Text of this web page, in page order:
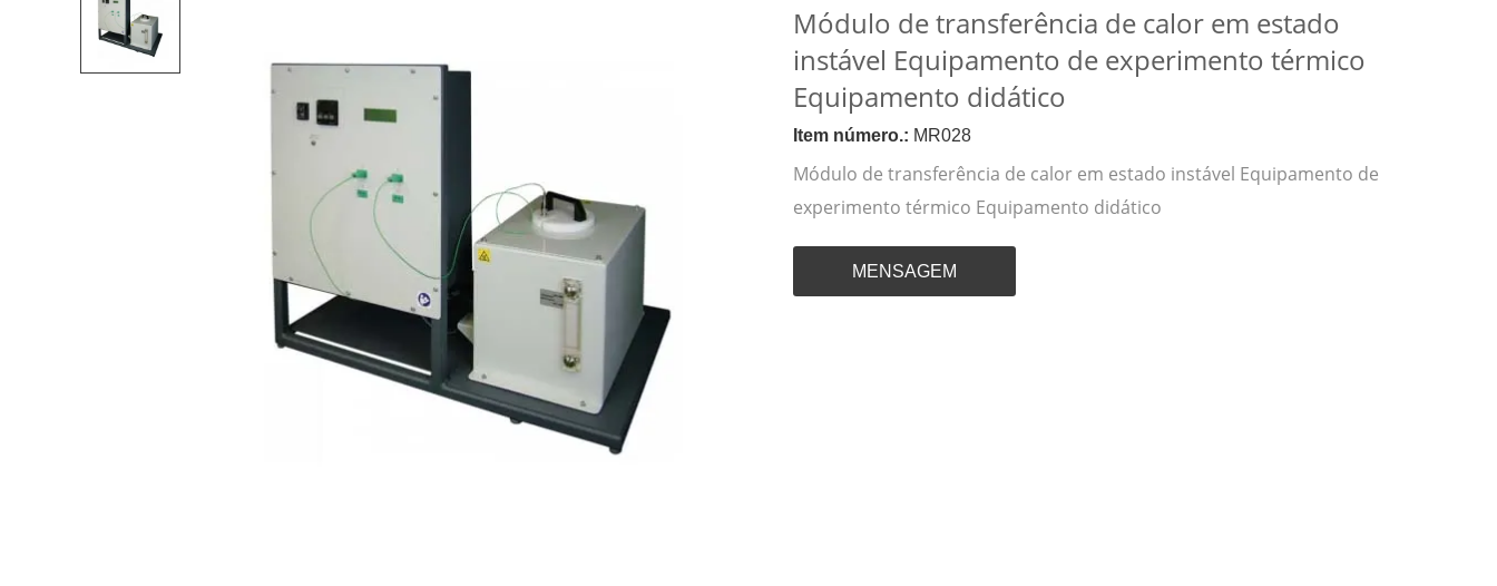
Módulo de transferência de calor em estado
instável Equipamento de experimento térmico
Equipamento didático
Item número.: MR028
Módulo de transferência de calor em estado instável Equipamento de
experimento térmico Equipamento didático
MENSAGEM